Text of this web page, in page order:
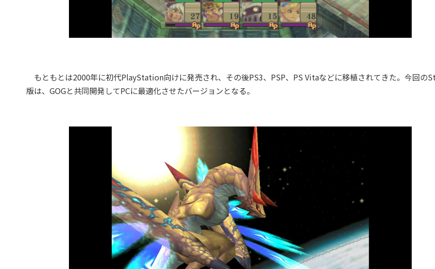
もともとは2000年に初代PlayStation向けに発売され、その後PS3、PSP、PS Vitaなどに移植されてきた。今回の
版は、GOGと共同開発してPCに最適化させたバージョンとなる。